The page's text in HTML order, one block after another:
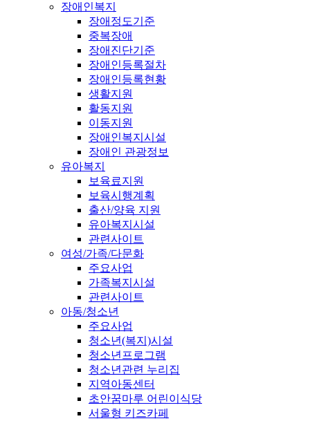
장애인복지
장애정도기준
중복장애
장애진단기준
장애인등록절차
장애인등록현황
생활지원
활동지원
이동지원
장애인복지시설
장애인 관광정보
유아복지
보육료지원
보육시행계획
출산/양육 지원
유아복지시설
관련사이트
여성/가족/다문화
주요사업
가족복지시설
관련사이트
아동/청소년
주요사업
청소년(복지)시설
청소년프로그램
청소년관련 누리집
지역아동센터
초안꿈마루 어린이식당
서울형 키즈카페